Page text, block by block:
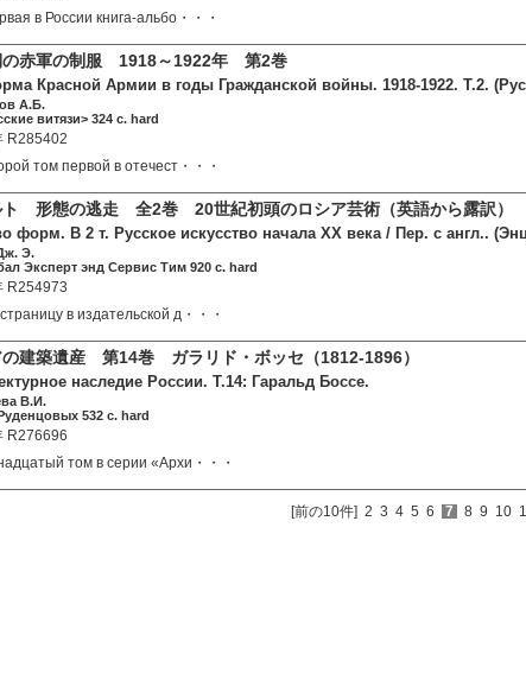
в России книга-альбо・・・
の赤軍の制服 1918～1922年 第2巻
Красной Армии в годы Гражданской войны. 1918-1922. Т.2.
А.Б.
витязи> 324 c. hard
R285402
том первой в отечест・・・
ト 形態の逃走 全2巻 20世紀初頭のロシア芸術（英語から露訳）
форм. В 2 т. Русское искусство начала XX века / Пер. с англ..
Э.
Эксперт энд Сервис Тим 920 c. hard
R254973
в издательской д・・・
の建築遺産 第14巻 ガラリド・ボッセ（1812-1896）
наследие России. Т.14: Гаральд Боссе.
В.И.
532 c. hard
R276696
том в серии «Архи・・・
[前の10件] 2 3 4 5 6 7 8 9 10